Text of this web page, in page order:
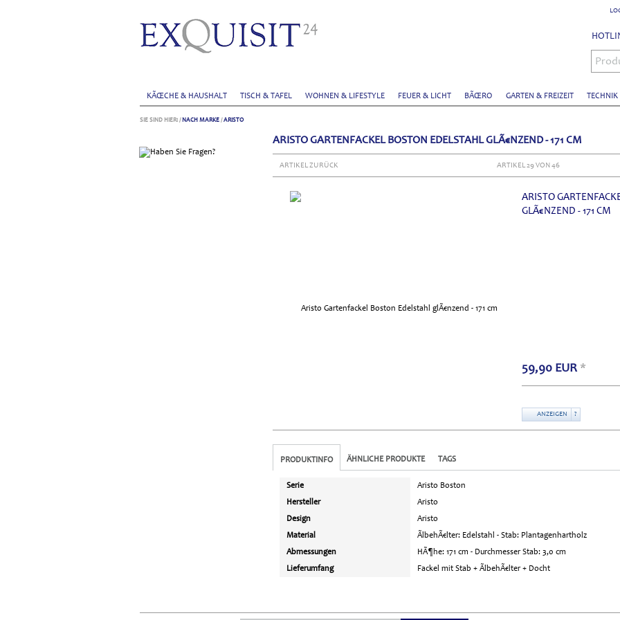
KÃŒCHE & HAUSHALT TISCH & TAFEL WOHNEN & LIFESTYLE FEUER & LICHT BÃŒRO GARTEN & FREIZEIT TECHNIK
SIE SIND HIER: / NACH MARKE /ARISTO
ARISTO GARTENFACKEL BOSTON EDELSTAHL GLÃ€NZEND - 171 CM
ARTIKEL ZURÜCK ARTIKEL 29 VON 46
ARISTO
GLÃ€NZEND - 171 CM
59,90 EUR *
ANZEIGEN ?
PRODUKTINFO ÄHNLICHE PRODUKTE TAGS
Serie
Aristo Boston
Hersteller
Aristo
Design
Aristo
Material
ÃlbehÃ€lter: Edelstahl - Stab: Plantagenhartholz
Abmessungen
HÃ¶he: 171 cm - Durchmesser Stab: 3,0 cm
Lieferumfang
Fackel mit Stab + ÃlbehÃ€lter + Docht